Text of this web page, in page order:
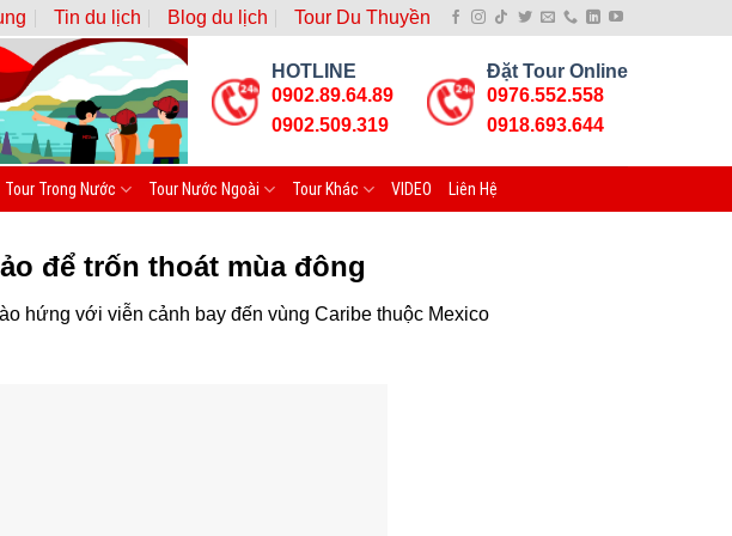
Tin du lịch Blog du lịch Tour Du Thuyền
HOTLINE
0902.89.64.89
0902.509.319
Đặt Tour Online
0976.552.558
0918.693.644
Tour Trong Nước Tour Nước Ngoài Tour Khác VIDEO Liên Hệ
để trốn thoát mùa đông
hứng với viễn cảnh bay đến vùng Caribe thuộc Mexico